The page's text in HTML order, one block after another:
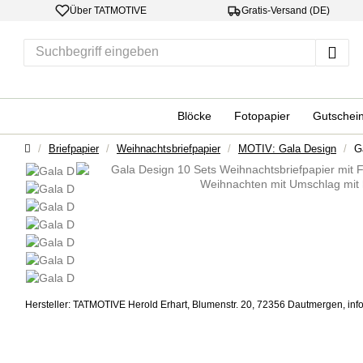
Über TATMOTIVE Gratis-Versand (DE)
Blöcke Fotopapier
Startseite
Briefpapier Weihnachtsbriefpapier MOTIV: Gala Design
Hersteller: TATMOTIVE Herold Erhart, Blumenstr. 20, 72356 Dautmergen,